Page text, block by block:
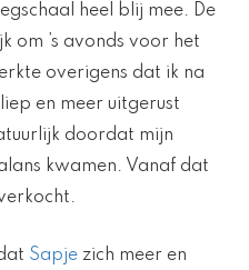
heel blij mee. De
om ’s avonds voor het
overigens dat ik na
en meer uitgerust
doordat mijn
kwamen. Vanaf dat
Sapje zich meer en